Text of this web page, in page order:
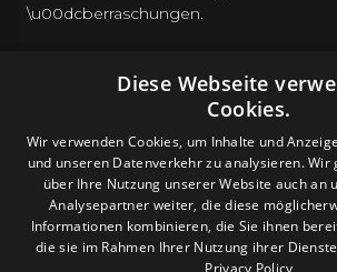
\u00dcberraschungen.
HOSTING
DOMAINS & E-MAIL
TOOLS & SICHERHEIT
Diese Webseite
Cookies.
Wir verwenden Cookies, um Inhalte und
und unseren Datenverkehr zu analysieren.
über Ihre Nutzung unserer Website auch an
Analysepartner weiter, die diese
Informationen kombinieren, die Sie ihnen
die sie im Rahmen Ihrer Nutzung ihrer
Privacy Policy